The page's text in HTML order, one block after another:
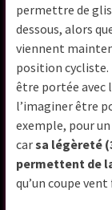
permettre de
dessous, alors
viennent
position cycliste.
être portée avec
l’imaginer être
exemple, pour
carsa légèreté
permettent de
qu’un coupe